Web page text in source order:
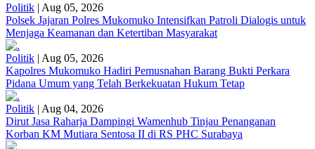
Politik | Aug 05, 2026
Polsek Jajaran Polres Mukomuko Intensifkan Patroli Dialogis untuk
Menjaga Keamanan dan Ketertiban Masyarakat
Politik | Aug 05, 2026
Kapolres Mukomuko Hadiri Pemusnahan Barang Bukti Perkara
Pidana Umum yang Telah Berkekuatan Hukum Tetap
Politik | Aug 04, 2026
Dirut Jasa Raharja Dampingi Wamenhub Tinjau Penanganan
Korban KM Mutiara Sentosa II di RS PHC Surabaya